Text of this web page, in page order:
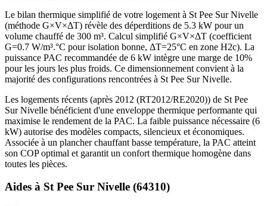
Le bilan thermique simplifié de votre logement à St Pee Sur Nivelle
(méthode G×V×ΔT) révèle des déperditions de 5.3 kW pour un
volume chauffé de 300 m³. Calcul simplifié G×V×ΔT (coefficient
G=0.7 W/m³.°C pour isolation bonne, ΔT=25°C en zone H2c). La
puissance PAC recommandée de 6 kW intègre une marge de 10%
pour les jours les plus froids. Ce dimensionnement convient à la
majorité des configurations rencontrées à St Pee Sur Nivelle.
Les logements récents (après 2012 (RT2012/RE2020)) de St Pee
Sur Nivelle bénéficient d'une enveloppe thermique performante qui
maximise le rendement de la PAC. La faible puissance nécessaire (6
kW) autorise des modèles compacts, silencieux et économiques.
Associée à un plancher chauffant basse température, la PAC atteint
son COP optimal et garantit un confort thermique homogène dans
toutes les pièces.
Aides à St Pee Sur Nivelle (64310)